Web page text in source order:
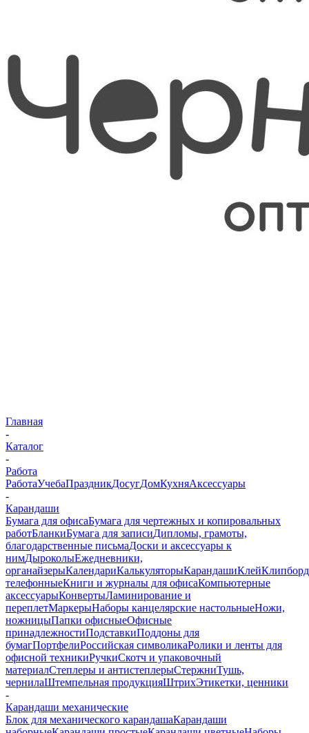
Главная
-
Каталог
-
Работа
РаботаУчебаПраздникДосугДомКухняАксессуары
-
Карандаши
Бумага для офисаБумага для чертежных и копировальных
работБланкиБумага для записиДипломы, грамоты,
благодарственные письмаДоски и аксессуары к
нимДыроколыЕжедневники,
органайзерыКалендариКалькуляторыКарандашиКлей
телефонныеКниги и журналы для офисаКомпьютерные
аксессуарыКонвертыЛаминирование и
переплетМаркерыНаборы канцелярские настольныеНожи,
ножницыПапки офисныеОфисные
принадлежностиПодставкиПоддоны для
бумагПортфелиРоссийская символикаРолики и ленты для
офисной техникиРучкиСкотч и упаковочный
материалСтеплеры и антистеплерыСтержниТушь,
чернилаШтемпельная продукцияШтрихЭтикетки, ценники
-
Карандаши механические
Блок для механического карандашаКарандаши